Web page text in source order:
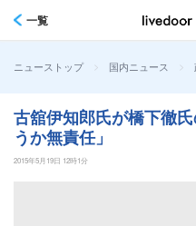
一覧
ニューストップ > 国内ニュース >
古舘伊知郎氏が橋下徹
うか無責任」
2015年5月19日 12時1分